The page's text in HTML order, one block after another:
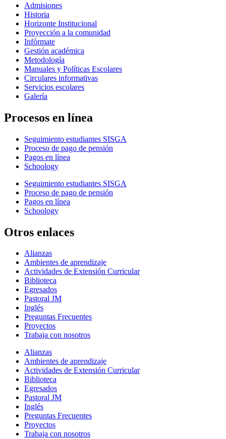
Admisiones
Historia
Horizonte Institucional
Proyección a la comunidad
Infórmate
Gestión académica
Metodología
Manuales y Políticas Escolares
Circulares informativas
Servicios escolares
Galería
Procesos en línea
Seguimiento estudiantes SISGA
Proceso de pago de pensión
Pagos en línea
Schoology
Seguimiento estudiantes SISGA
Proceso de pago de pensión
Pagos en línea
Schoology
Otros enlaces
Alianzas
Ambientes de aprendizaje
Actividades de Extensión Curricular
Biblioteca
Egresados
Pastoral JM
Inglés
Preguntas Frecuentes
Proyectos
Trabaja con nosotros
Alianzas
Ambientes de aprendizaje
Actividades de Extensión Curricular
Biblioteca
Egresados
Pastoral JM
Inglés
Preguntas Frecuentes
Proyectos
Trabaja con nosotros